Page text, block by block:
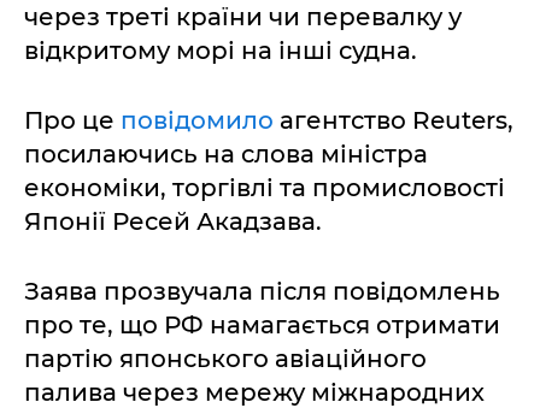
через треті країни чи перевалку у
відкритому морі на інші судна.
Про це повідомило агентство Reuters,
посилаючись на слова міністра
економіки, торгівлі та промисловості
Японії Ресей Акадзава.
Заява прозвучала після повідомлень
про те, що РФ намагається отримати
партію японського авіаційного
палива через мережу міжнародних